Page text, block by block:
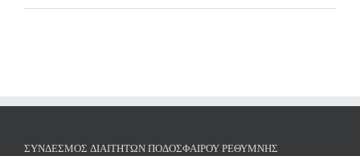
ΣΎΝΔΕΣΜΟΣ ΔΙΑΙΤΗΤΏΝ ΠΟΔΟΣΦΑΊΡΟΥ ΡΕΘΎΜΝΗΣ